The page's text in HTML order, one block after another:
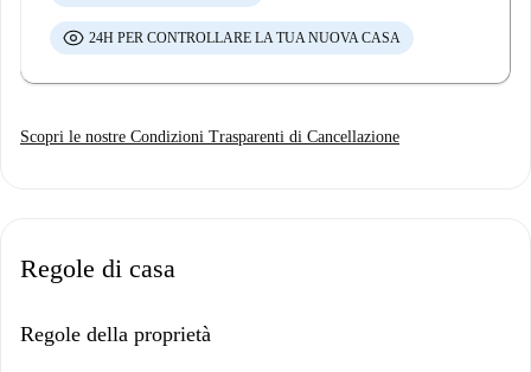
24H PER CONTROLLARE LA TUA NUOVA CASA
Scopri le nostre Condizioni Trasparenti di Cancellazione
Regole di casa
Regole della proprietà